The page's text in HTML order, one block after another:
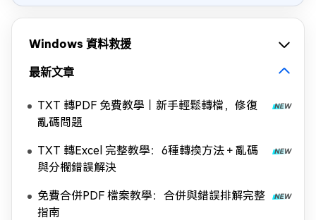
Windows 資料救援
最新文章
TXT 轉PDF 免費教學｜新手輕鬆轉檔，修復
亂碼問題
TXT 轉Excel 完整教學：6種轉換方法＋亂碼
與分欄錯誤解決
免費合併PDF 檔案教學：合併與錯誤排解完整
指南